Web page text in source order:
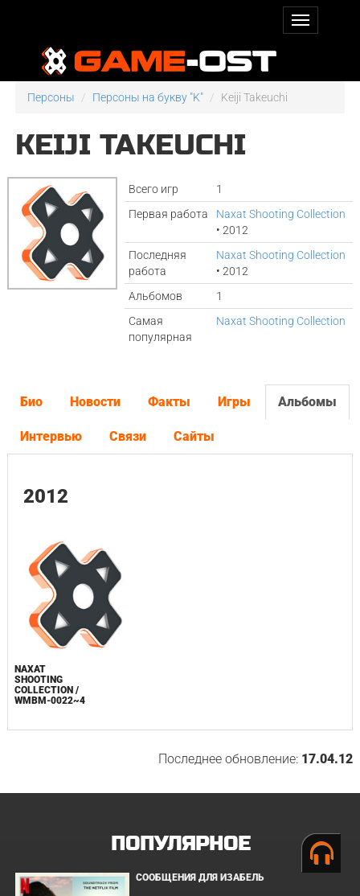
Персоны Персоны на букву "K" Keiji Takeuchi
KEIJI TAKEUCHI
Всего игр
1
Первая работа
Naxat Shooting Collection
• 2012
Последняя
работа
Naxat Shooting Collection
• 2012
Альбомов
1
Самая
популярная
Naxat Shooting Collection
Био Новости Факты Игры Альбомы
Интервью Связи Сайты
2012
NAXAT
SHOOTING
COLLECTION /
WMBM-0022~4
Последнее обновление: 17.04.12
ПОПУЛЯРНОЕ
СООБЩЕНИЯ ДЛЯ ИЗАБЕЛЬ